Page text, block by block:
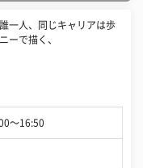
誰一人、同じキャリアは歩
ーで描く、
〜16:50